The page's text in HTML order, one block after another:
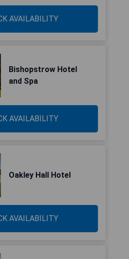
AVAILABILITY
Bishopstrow Hotel
and Spa
AVAILABILITY
Oakley Hall Hotel
AVAILABILITY